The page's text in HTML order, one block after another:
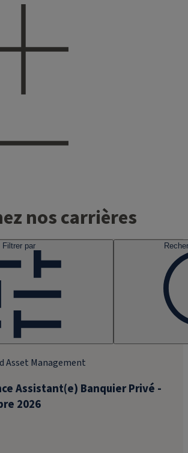
nos carrières
Filtrer par
Assistant(e) Banquier Privé -
2026
Asset Management